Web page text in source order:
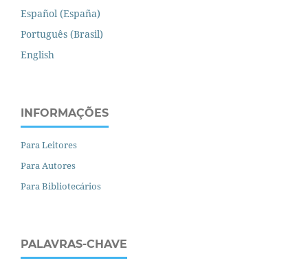
Español (España)
Português (Brasil)
English
INFORMAÇÕES
Para Leitores
Para Autores
Para Bibliotecários
PALAVRAS-CHAVE